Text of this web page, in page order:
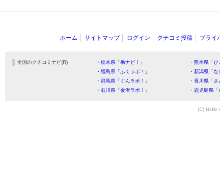
ホーム サイトマップ ログイン クチコミ投稿 プライ
全国のクチコミナビ(R) ・栃木県「栃ナビ！」
・熊本県「
・福島県「ふくラボ！」
・新潟県「
・群馬県「ぐんラボ！」
・香川県「
・石川県「金沢ラボ！」
・鹿児島県
(C) HitBit